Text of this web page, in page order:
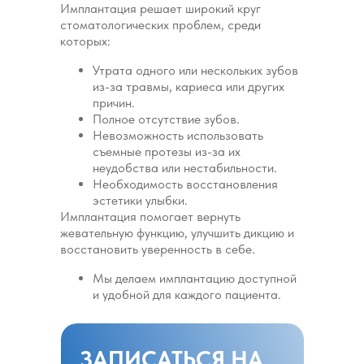
Имплантация решает широкий круг
стоматологических проблем, среди
которых:
Утрата одного или нескольких зубов
из-за травмы, кариеса или других
причин.
Полное отсутствие зубов.
Невозможность использовать
съемные протезы из-за их
неудобства или нестабильности.
Необходимость восстановления
эстетики улыбки.
Имплантация помогает вернуть
жевательную функцию, улучшить дикцию и
восстановить уверенность в себе.
Мы делаем имплантацию доступной
и удобной для каждого пациента.
ПОКАЗАНИЯ И
ТЕХНОЛОГИИ
ЭТАПЫ